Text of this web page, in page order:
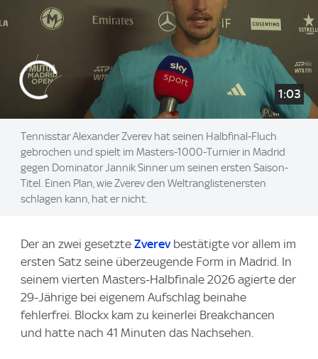
1:03
Tennisstar Alexander Zverev hat seinen Halbfinal-Fluch
gebrochen und spielt im Masters-1000-Turnier in Madrid
gegen Dominator Jannik Sinner um seinen ersten Saison-
Titel. Einen Plan, wie Zverev den Weltranglistenersten
schlagen kann, hat er nicht.
Der an zwei gesetzte Zverevbestätigte vor allem im
ersten Satz seine überzeugende Form in Madrid. In
seinem vierten Masters-Halbfinale 2026 agierte der
29-Jährige bei eigenem Aufschlag beinahe
fehlerfrei. Blockx kam zu keinerlei Breakchancen
und hatte nach 41 Minuten das Nachsehen.